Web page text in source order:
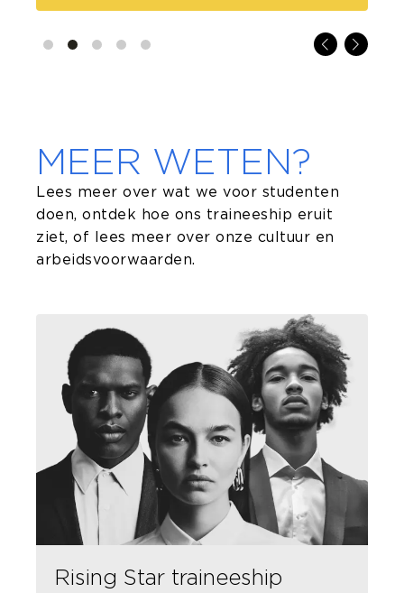
MEER WETEN?
Lees meer over wat we voor studenten
doen, ontdek hoe ons traineeship eruit
ziet, of lees meer over onze cultuur en
arbeidsvoorwaarden.
Rising Star traineeship